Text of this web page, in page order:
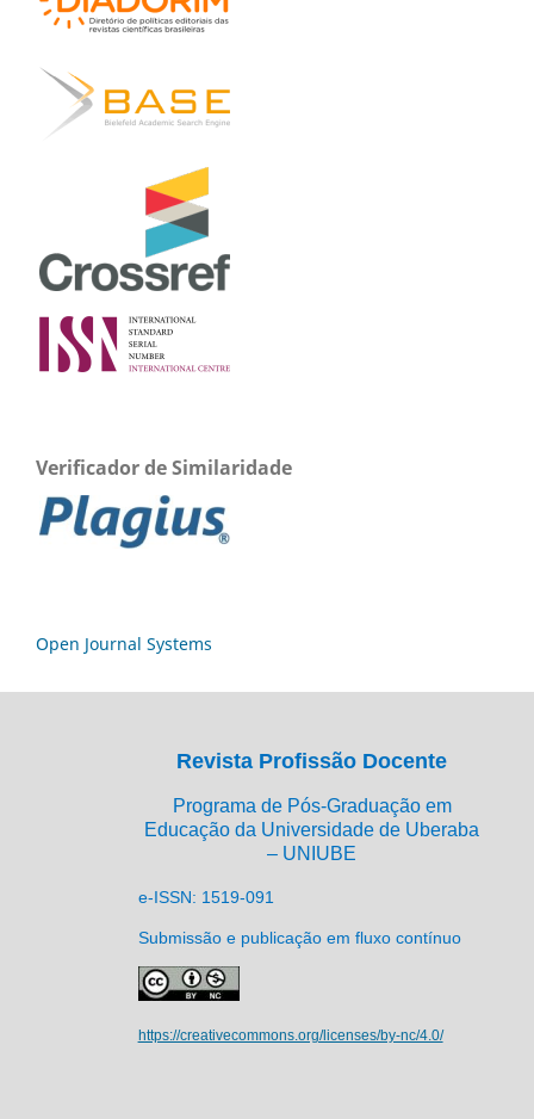
Verificador de Similaridade
Open Journal Systems
Revista Profissão Docente
Programa de Pós-Graduação em
Educação da Universidade de Uberaba
– UNIUBE
e-ISSN: 1519-091
Submissão e publicação em fluxo contínuo
https://creativecommons.org/licenses/by-nc/4.0/